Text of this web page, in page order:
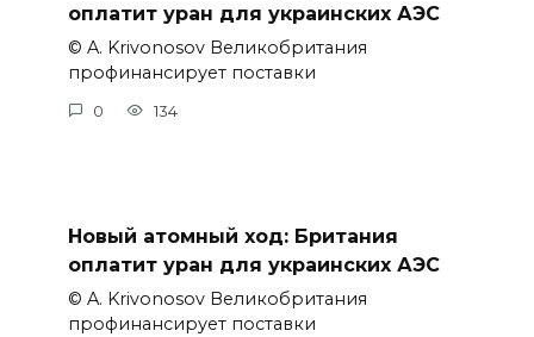
оплатит уран для украинских АЭС
© A. Krivonosov Великобритания
профинансирует поставки
0 134
Новый атомный ход: Британия
оплатит уран для украинских АЭС
© A. Krivonosov Великобритания
профинансирует поставки